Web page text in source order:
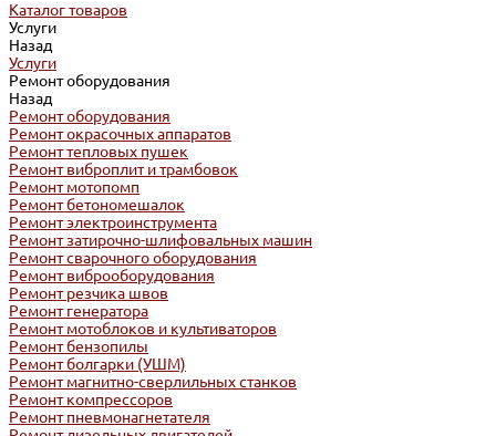
Каталог товаров
Услуги
Назад
Услуги
Ремонт оборудования
Назад
Ремонт оборудования
Ремонт окрасочных аппаратов
Ремонт тепловых пушек
Ремонт виброплит и трамбовок
Ремонт мотопомп
Ремонт бетономешалок
Ремонт электроинструмента
Ремонт затирочно-шлифовальных машин
Ремонт сварочного оборудования
Ремонт виброоборудования
Ремонт резчика швов
Ремонт генератора
Ремонт мотоблоков и культиваторов
Ремонт бензопилы
Ремонт болгарки (УШМ)
Ремонт магнитно-сверлильных станков
Ремонт компрессоров
Ремонт пневмонагнетателя